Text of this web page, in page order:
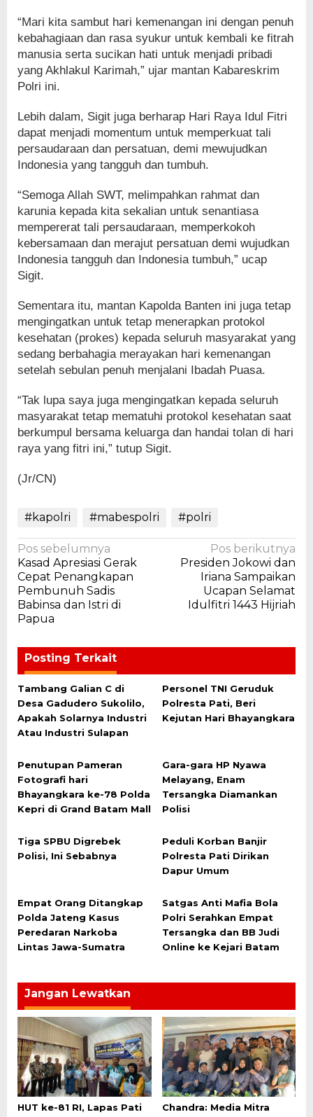
“Mari kita sambut hari kemenangan ini dengan penuh
kebahagiaan dan rasa syukur untuk kembali ke fitrah
manusia serta sucikan hati untuk menjadi pribadi
yang Akhlakul Karimah,” ujar mantan Kabareskrim
Polri ini.
Lebih dalam, Sigit juga berharap Hari Raya Idul Fitri
dapat menjadi momentum untuk memperkuat tali
persaudaraan dan persatuan, demi mewujudkan
Indonesia yang tangguh dan tumbuh.
“Semoga Allah SWT, melimpahkan rahmat dan
karunia kepada kita sekalian untuk senantiasa
mempererat tali persaudaraan, memperkokoh
kebersamaan dan merajut persatuan demi wujudkan
Indonesia tangguh dan Indonesia tumbuh,” ucap
Sigit.
Sementara itu, mantan Kapolda Banten ini juga tetap
mengingatkan untuk tetap menerapkan protokol
kesehatan (prokes) kepada seluruh masyarakat yang
sedang berbahagia merayakan hari kemenangan
setelah sebulan penuh menjalani Ibadah Puasa.
“Tak lupa saya juga mengingatkan kepada seluruh
masyarakat tetap mematuhi protokol kesehatan saat
berkumpul bersama keluarga dan handai tolan di hari
raya yang fitri ini,” tutup Sigit.
(Jr/CN)
#kapolri #mabespolri #polri
Navigasi
pos
Pos sebelumnya
Kasad Apresiasi Gerak
Cepat Penangkapan
Pembunuh Sadis
Babinsa dan Istri di
Papua
Pos berikutnya
Presiden Jokowi dan
Iriana Sampaikan
Ucapan Selamat
Idulfitri 1443 Hijriah
Posting Terkait
Tambang Galian C di
Desa Gadudero Sukolilo,
Apakah Solarnya Industri
Atau Industri Sulapan
Personel TNI Geruduk
Polresta Pati, Beri
Kejutan Hari Bhayangkara
Penutupan Pameran
Fotografi hari
Bhayangkara ke-78 Polda
Kepri di Grand Batam Mall
Gara-gara HP Nyawa
Melayang, Enam
Tersangka Diamankan
Polisi
Tiga SPBU Digrebek
Polisi, Ini Sebabnya
Peduli Korban Banjir
Polresta Pati Dirikan
Dapur Umum
Empat Orang Ditangkap
Polda Jateng Kasus
Peredaran Narkoba
Lintas Jawa-Sumatra
Satgas Anti Mafia Bola
Polri Serahkan Empat
Tersangka dan BB Judi
Online ke Kejari Batam
Jangan Lewatkan
HUT ke-81 RI, Lapas Pati
Chandra: Media Mitra